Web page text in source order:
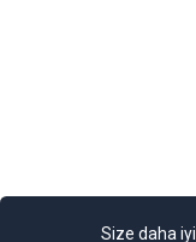
sunulmaktadır. Burada
Bu nedenle, sadece
Size daha